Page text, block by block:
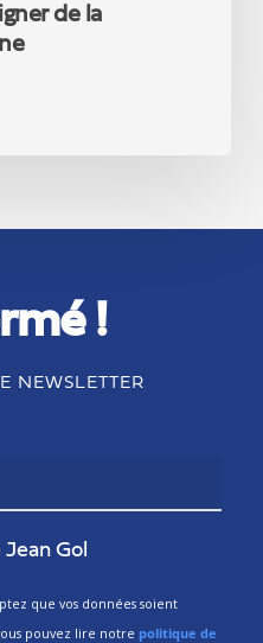
de la
!
NEWSLETTER
Gol
que vos données soient
pouvez lire notre politique de